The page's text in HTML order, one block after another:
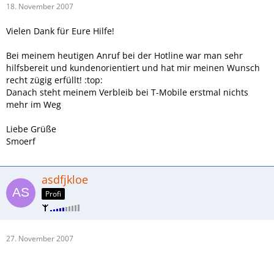
18. November 2007
Vielen Dank für Eure Hilfe!
Bei meinem heutigen Anruf bei der Hotline war man sehr
hilfsbereit und kundenorientiert und hat mir meinen Wunsch
recht zügig erfüllt! :top:
Danach steht meinem Verbleib bei T-Mobile erstmal nichts
mehr im Weg
Liebe Grüße
Smoerf
asdfjkloe
Profi
27. November 2007